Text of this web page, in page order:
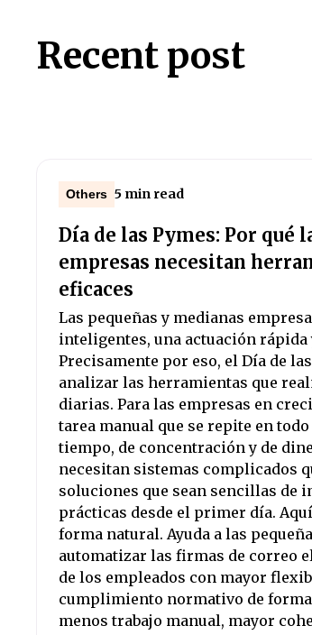
Recent post
Others 5 min read
Día de las Pymes: Por qué
empresas necesitan
eficaces
Las pequeñas y medianas
inteligentes, una actuación
Precisamente por eso, el Día de
analizar las herramientas que
diarias. Para las empresas en
tarea manual que se repite en
tiempo, de concentración y de
necesitan sistemas complicados
soluciones que sean sencillas de
prácticas desde el primer día.
forma natural. Ayuda a las
automatizar las firmas de correo
de los empleados con mayor
cumplimiento normativo de
menos trabajo manual, mayor